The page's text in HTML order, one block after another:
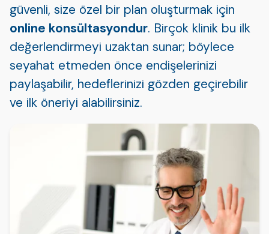
güvenli, size özel bir plan oluşturmak için
online konsültasyondur. Birçok klinik bu ilk
değerlendirmeyi uzaktan sunar; böylece
seyahat etmeden önce endişelerinizi
paylaşabilir, hedeflerinizi gözden geçirebilir
ve ilk öneriyi alabilirsiniz.